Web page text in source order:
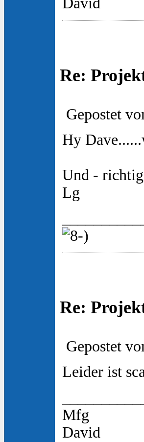
Re:
Gepostet
Hy
Und - richtig
Lg
Re:
Gepostet
Leider ist
Mfg
David